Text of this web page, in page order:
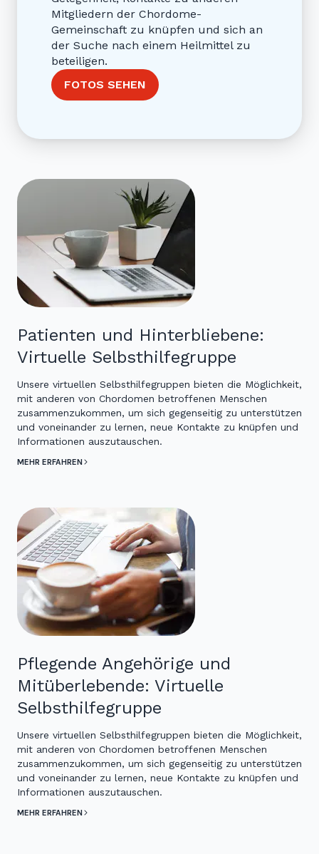
Mitgliedern der Chordome-
Gemeinschaft zu knüpfen und sich an
der Suche nach einem Heilmittel zu
beteiligen.
FOTOS SEHEN
Patienten und Hinterbliebene:
Virtuelle Selbsthilfegruppe
Unsere virtuellen Selbsthilfegruppen bieten die Möglichkeit,
mit anderen von Chordomen betroffenen Menschen
zusammenzukommen, um sich gegenseitig zu unterstützen
und voneinander zu lernen, neue Kontakte zu knüpfen und
Informationen auszutauschen.
MEHR ERFAHREN
Pflegende Angehörige und
Mitüberlebende: Virtuelle
Selbsthilfegruppe
Unsere virtuellen Selbsthilfegruppen bieten die Möglichkeit,
mit anderen von Chordomen betroffenen Menschen
zusammenzukommen, um sich gegenseitig zu unterstützen
und voneinander zu lernen, neue Kontakte zu knüpfen und
Informationen auszutauschen.
MEHR ERFAHREN